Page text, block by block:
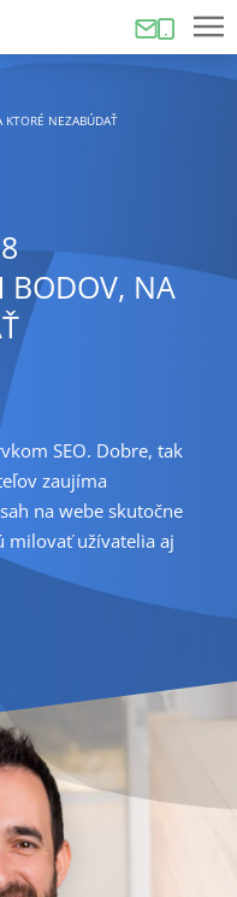
KTORÉ NEZABÚDAŤ
BODOV, NA
SEO. Dobre, tak
zaujíma
na webe skutočne
milovať užívatelia aj